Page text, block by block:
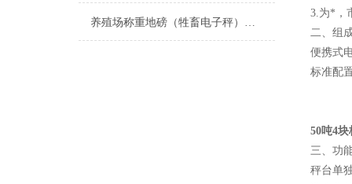
养殖场称重地磅（牲畜电子秤）的选择要点
3.为*，
二、组
便携式
标准配
50吨4
三、功
秤台单